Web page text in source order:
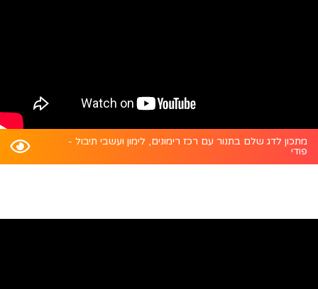
מתכון לדג שלם בתנור עם רכז רימונים, לימון ועשבי תיבול -
פודי